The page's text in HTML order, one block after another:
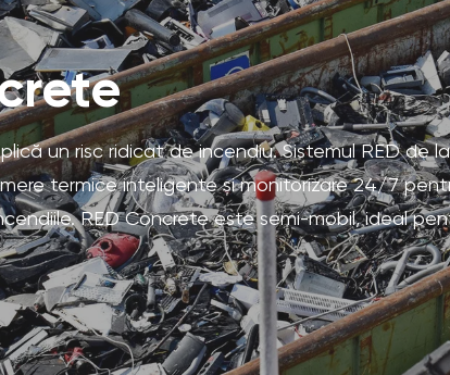
un risc ridicat de incendiu. Sistemul RED de la
termice inteligente și monitorizare 24/7
RED Concrete este semi-mobil, ideal